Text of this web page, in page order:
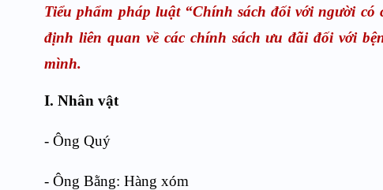
Tiểu phẩm pháp luật “Chính sách đối với người có
định liên quan về các chính sách ưu đãi đối với
mình.
I. Nhân vật
- Ông Quý
- Ông Bằng: Hàng xóm